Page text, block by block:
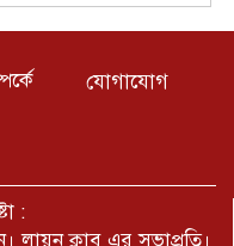
বাহিনীর বিরুদ্ধে
রাজশাহী কারাগার এর
জহুরুল।
জেলা প্রেসক্লাব
সভা ও দোয়া
যোগাযোগ
:
লায়ন ক্লাব এর সভাপ্রতি।